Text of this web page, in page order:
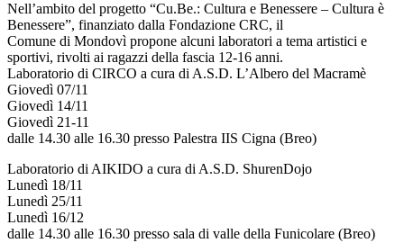
Nell’ambito del progetto “Cu.Be.: Cultura e Benessere – Cultura è
Benessere”, finanziato dalla Fondazione CRC, il
Comune di Mondovì propone alcuni laboratori a tema artistici e
sportivi, rivolti ai ragazzi della fascia 12-16 anni.
Laboratorio di CIRCO a cura di A.S.D. L’Albero del Macramè
Giovedì 07/11
Giovedì 14/11
Giovedì 21-11
dalle 14.30 alle 16.30 presso Palestra IIS Cigna (Breo)
Laboratorio di AIKIDO a cura di A.S.D. ShurenDojo
Lunedì 18/11
Lunedì 25/11
Lunedì 16/12
dalle 14.30 alle 16.30 presso sala di valle della Funicolare (Breo)